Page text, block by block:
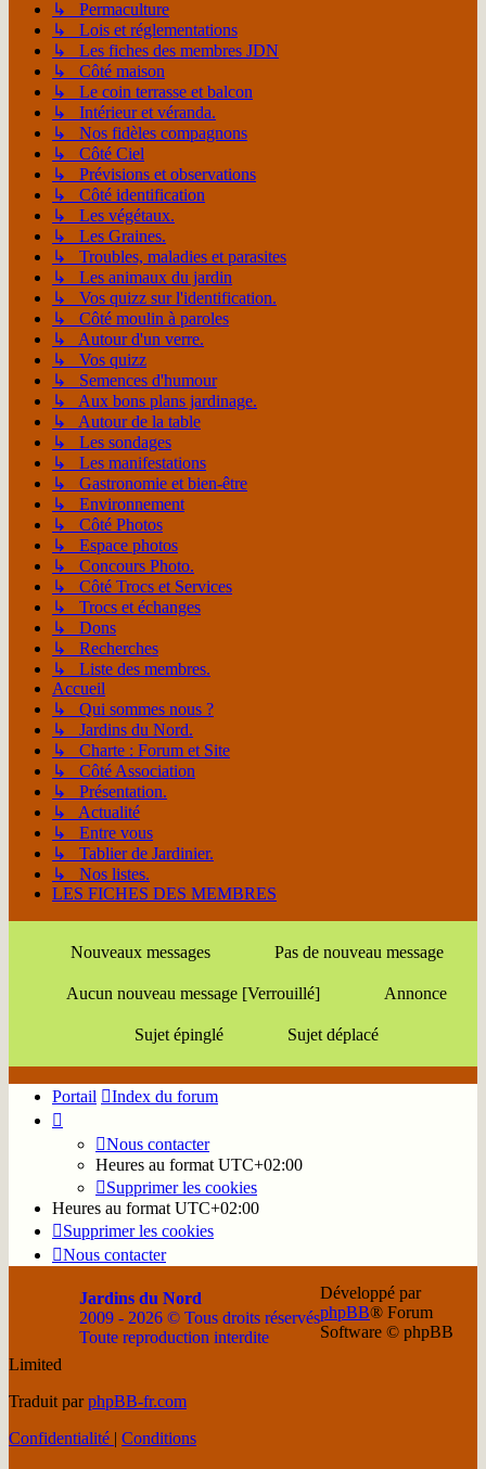
↳ Permaculture
↳ Lois et réglementations
↳ Les fiches des membres JDN
↳ Côté maison
↳ Le coin terrasse et balcon
↳ Intérieur et véranda.
↳ Nos fidèles compagnons
↳ Côté Ciel
↳ Prévisions et observations
↳ Côté identification
↳ Les végétaux.
↳ Les Graines.
↳ Troubles, maladies et parasites
↳ Les animaux du jardin
↳ Vos quizz sur l'identification.
↳ Côté moulin à paroles
↳ Autour d'un verre.
↳ Vos quizz
↳ Semences d'humour
↳ Aux bons plans jardinage.
↳ Autour de la table
↳ Les sondages
↳ Les manifestations
↳ Gastronomie et bien-être
↳ Environnement
↳ Côté Photos
↳ Espace photos
↳ Concours Photo.
↳ Côté Trocs et Services
↳ Trocs et échanges
↳ Dons
↳ Recherches
↳ Liste des membres.
Accueil
↳ Qui sommes nous ?
↳ Jardins du Nord.
↳ Charte : Forum et Site
↳ Côté Association
↳ Présentation.
↳ Actualité
↳ Entre vous
↳ Tablier de Jardinier.
↳ Nos listes.
LES FICHES DES MEMBRES
Nouveaux messages Pas de nouveau message
Aucun nouveau message [Verrouillé] Annonce
Sujet épinglé Sujet déplacé
Portail Index du forum
Nous contacter
Heures au format UTC+02:00
Supprimer les cookies
Heures au format UTC+02:00
Supprimer les cookies
Nous contacter
Jardins du Nord
2009 - 2026 © Tous droits réservés
Toute reproduction interdite
Développé par
phpBB® Forum
Software © phpBB
Limited
Traduit parphpBB-fr.com
Confidentialité | Conditions